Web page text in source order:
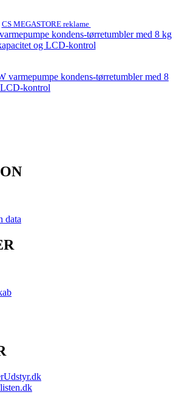
CS MEGASTORE reklame
varmepumpe kondens-tørretumbler med 8
kontrol
data